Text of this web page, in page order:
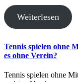
Weiterlesen
Tennis spielen ohne
es ohne Verein?
Tennis spielen ohne